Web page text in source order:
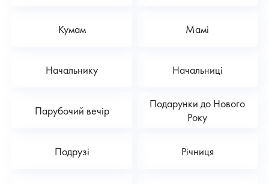
Кумам Мамі
Начальнику Начальниці
Парубочий вечір
Подарунки до Нового
Року
Подрузі Річниця